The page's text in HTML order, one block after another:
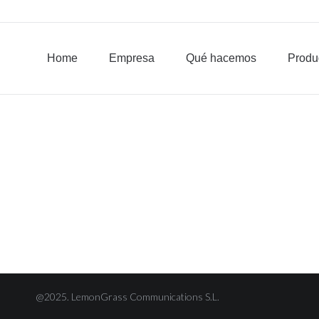
Home Empresa Qué hacemos
@2025. LemonGrass Communications S.L.
Home Empresa Qué hacemos